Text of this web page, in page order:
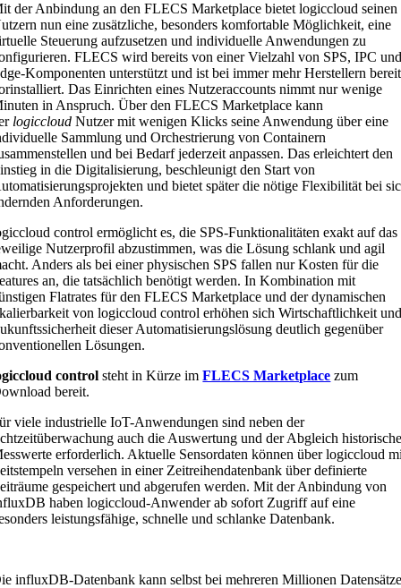
der Anbindung an den FLECS Marketplace bietet logiccloud seinen
nun eine zusätzliche, besonders komfortable Möglichkeit, eine
Steuerung aufzusetzen und individuelle Anwendungen zu
FLECS wird bereits von einer Vielzahl von SPS, IPC
Komponenten unterstützt und ist bei immer mehr Herstellern
Das Einrichten eines Nutzeraccounts nimmt nur wenige
in Anspruch. Über den FLECS Marketplace kann
logiccloudNutzer mit wenigen Klicks seine Anwendung über eine
Sammlung und Orchestrierung von Containern
und bei Bedarf jederzeit anpassen. Das erleichtert den
in die Digitalisierung, beschleunigt den Start von
und bietet später die nötige Flexibilität bei
Anforderungen.
control ermöglicht es, die SPS-Funktionalitäten exakt auf das
Nutzerprofil abzustimmen, was die Lösung schlank und agil
Anders als bei einer physischen SPS fallen nur Kosten für die
an, die tatsächlich benötigt werden. In Kombination mit
Flatrates für den FLECS Marketplace und der dynamischen
von logiccloud control erhöhen sich Wirtschaftlichkeit
dieser Automatisierungslösung deutlich gegenüber
Lösungen.
control steht in Kürze imFLECS Marketplace zum
bereit.
viele industrielle IoT-Anwendungen sind neben der
auch die Auswertung und der Abgleich
erforderlich. Aktuelle Sensordaten können über logiccloud
versehen in einer Zeitreihendatenbank über definierte
gespeichert und abgerufen werden. Mit der Anbindung von
haben logiccloud-Anwender ab sofort Zugriff auf eine
leistungsfähige, schnelle und schlanke Datenbank.
influxDB-Datenbank kann selbst bei mehreren Millionen